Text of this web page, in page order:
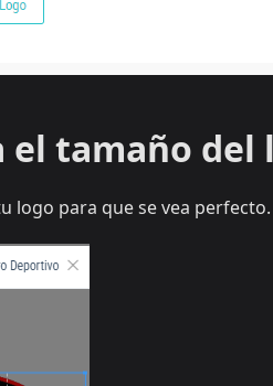
el tamaño del
logo para que se vea perfecto.